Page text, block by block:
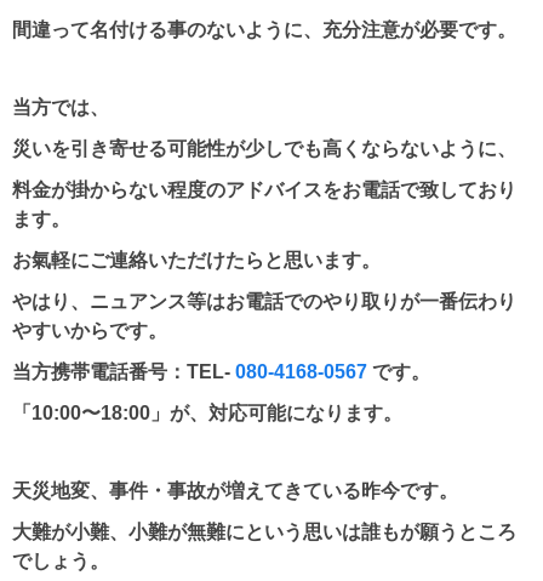
間違って名付ける事のないように、充分注意が必要です。
当方では、
災いを引き寄せる可能性が少しでも高くならないように、
料金が掛からない程度のアドバイスをお電話で致しており
ます。
お氣軽にご連絡いただけたらと思います。
やはり、ニュアンス等はお電話でのやり取りが一番伝わり
やすいからです。
当方携帯電話番号：TEL- 080-4168-0567 です。
「10:00〜18:00」が、対応可能になります。
天災地変、事件・事故が増えてきている昨今です。
大難が小難、小難が無難にという思いは誰もが願うところ
でしょう。